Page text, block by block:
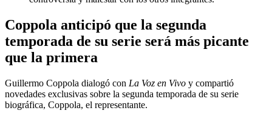
Coppola anticipó que la segunda
temporada de su serie será más picante
que la primera
Guillermo Coppola dialogó con La Voz en Vivo y compartió
novedades exclusivas sobre la segunda temporada de su serie
biográfica, Coppola, el representante.